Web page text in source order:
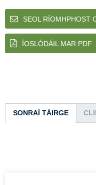
SEOL RÍOMHPHOST
ÍOSLÓDÁIL MAR PDF
SONRAÍ TÁIRGE